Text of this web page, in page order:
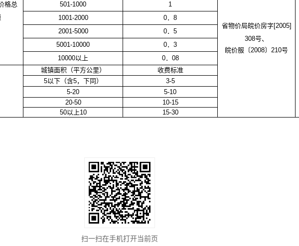
格总
省物价局皖价房字 [2005]
308号、
皖价服〔2008〕210号
501-1000
1
1001-2000
0．8
2001-5000
0．5
5001-10000
0．3
10000以上
0． 08
城镇面积（平方公里）
收费标准
5以下（含5，下同）
3-5
5-20
5-10
20-50
10-15
50以上10 15-30
扫一扫在手机打开当前页